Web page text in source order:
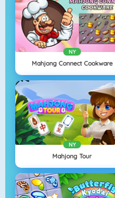
NY
Mahjong Connect Cookware
NY
Mahjong Tour